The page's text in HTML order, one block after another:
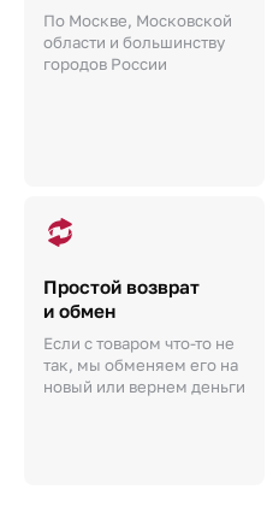
По Москве, Московской
области и большинству
городов России
Простой возврат
и обмен
Если с товаром что-то не
так, мы обменяем его на
новый или вернем деньги